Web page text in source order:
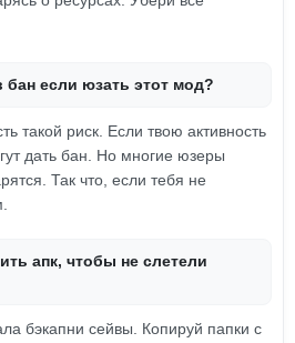
если юзать этот мод?
такой риск. Если твою активность
дать бан. Но многие юзеры
Так что, если тебя не
апк, чтобы не слетели
бэкапни сейвы. Копируй папки с